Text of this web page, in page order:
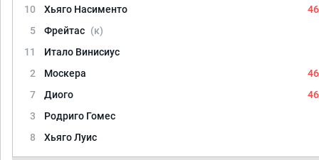
10
Хьяго Насименто
5
Фрейтас (к)
11
Итало Винисиус
2
Москера
7
Диого
3
Родриго Гомес
8
Хьяго Луис